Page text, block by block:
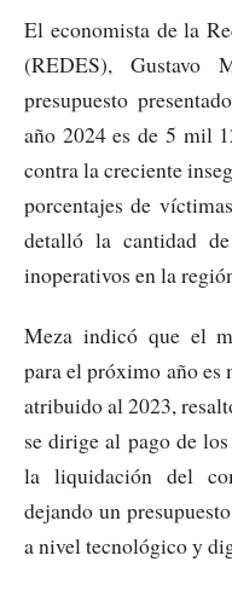
El economista de la
(REDES),
presupuesto
año 2024 es de 5 mil
contra la creciente
porcentajes de
detalló la cantidad
inoperativos en la
Meza indicó que el
para el próximo año es
atribuido al 2023,
se dirige al pago de
la liquidación del
dejando un
a nivel tecnológico y